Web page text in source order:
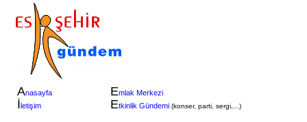
Anasayfa
İletişim
Emlak Merkezi
Etkinlik Gündemi (konser, parti, sergi,...)